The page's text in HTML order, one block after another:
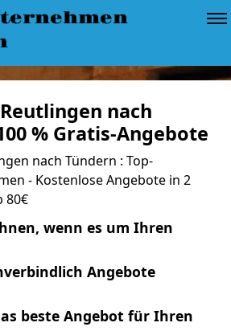
nach
% Gratis-Angebote
nach Tündern : Top-
- Kostenlose Angebote in 2
80€
wenn es um Ihren
Angebote
beste Angebot für Ihren